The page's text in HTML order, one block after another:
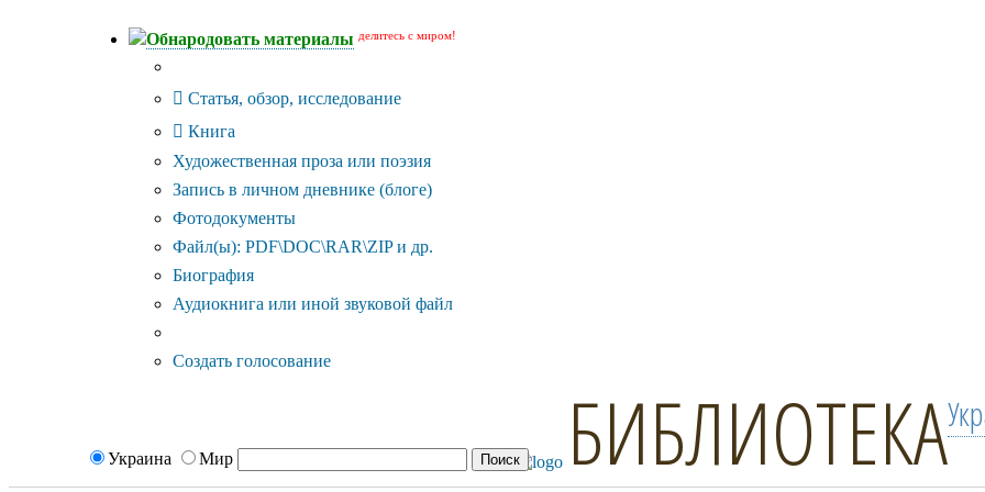
Обнародовать материалы делитесь с миром!
Статья, обзор, исследование
Книга
Художественная проза или поэзия
Запись в личном дневнике (блоге)
Фотодокументы
Файл(ы): PDF\DOC\RAR\ZIP и др.
Биография
Аудиокнига или иной звуковой файл
Создать голосование
Украина Мир БИБЛИОТЕКА